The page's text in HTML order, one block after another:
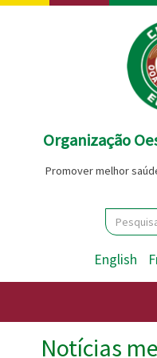
Passar
Organização
Promover melhor
Pesquisar
English
Notícias